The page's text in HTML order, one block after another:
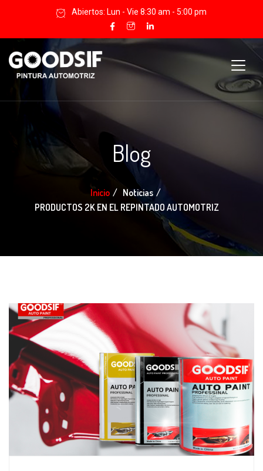
Abiertos: Lun - Vie 8:30 am - 5:00 pm
Blog
Inicio
Noticias
PRODUCTOS 2K EN EL REPINTADO AUTOMOTRIZ